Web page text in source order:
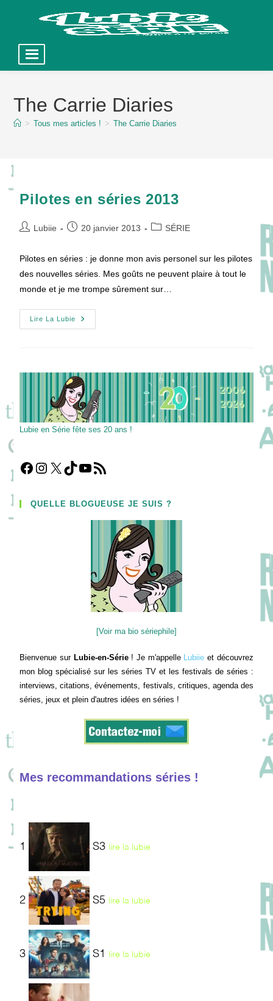
The Carrie Diaries
> Tous mes articles ! > The Carrie Diaries
Pilotes en séries 2013
Auteur/autrice
Lubiie
Publication
20 janvier 2013
PostSÉRIE
Pilotes en séries : je donne mon avis personel sur les pilotes
des nouvelles séries. Mes goûts ne peuvent plaire à tout le
monde et je me trompe sûrement sur…
Lire La Lubie
Pilotes
En
Lubie en Série fête ses 20 ans !
Facebook
Instagram
X TikTokYouTube
Flux RSS
QUELLE BLOGUEUSE JE SUIS ?
[Voir ma bio sériephile]
Bienvenue sur Lubie-en-Série! Je m'appelle Lubiie et découvrez
mon blog spécialisé sur les séries TV et les festivals de séries :
interviews, citations, événements, festivals, critiques, agenda des
séries, jeux et plein d'autres idées en séries !
Mes recommandations séries !
1 S3 lire la lubie
2 S5 lire la lubie
3 S1 lire la lubie